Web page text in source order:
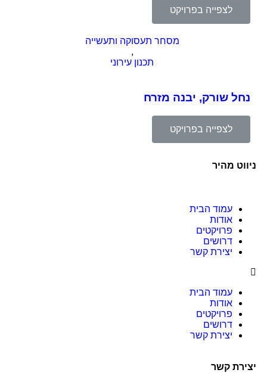
לצפייה בפרויקט
מסחר תעסוקה ותעשייה
,
תכנון עירוני
נחל שורק, יבנה מזרח
לצפייה בפרויקט
ניווט מהיר
עמוד הבית
אודות
פרויקטים
דרושים
יצירת קשר
עמוד הבית
אודות
פרויקטים
דרושים
יצירת קשר
יצירת קשר